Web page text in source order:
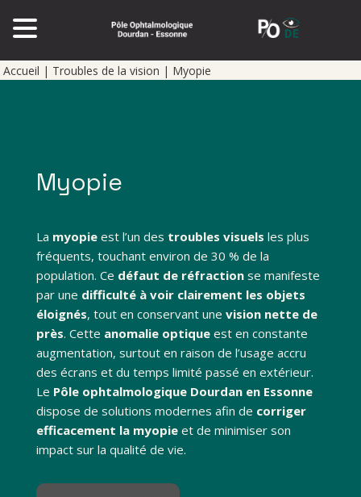
Accueil | Troubles de la vision | Myopie
Myopie
La myopieest l’un des troubles visuels les plus
fréquents, touchant environ de 30 % de la
population. Ce défaut de réfraction se manifeste
par une difficulté à voir clairement les objets
éloignés, tout en conservant une vision nette de
près. Cette anomalie optiqueest en constante
augmentation, surtout en raison de l’usage accru
des écrans et du temps limité passé en extérieur.
Le Pôle ophtalmologique Dourdan en Essonne
dispose de solutions modernes afin de corriger
efficacement la myopieet de minimiser son
impact sur la qualité de vie.